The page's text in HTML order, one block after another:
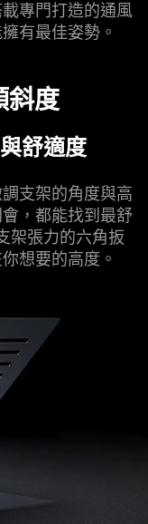
專門打造的通風
有最佳姿勢。
斜度
舒適度
支架的角度與高
，都能找到最舒
架張力的六角扳
想要的高度 。